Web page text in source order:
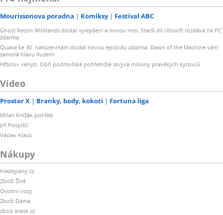
Mourissonova poradna Komiksy Festival ABC
Ghost Recon Wildlands dostal vylepšení a novou misi. Starší díl Ubisoft rozdává na PC
zdarma
Quake ke 30. narozeninám dostal novou epizodu zdarma. Dawn of the Machine vám
zamotá hlavu iluzemi
Hřbitov velryb: Obří podmořské pohřebiště skrývá miliony pravěkých kytovců
Video
Prostor X Branky, body, kokoti Fortuna liga
Milan Knížák pohřeb
Jiří Pospíšil
Václav Klaus
Nákupy
hledejceny.cz
Zboží Živě
Osobní vozy
Zboží Dáma
zbozi.blesk.cz